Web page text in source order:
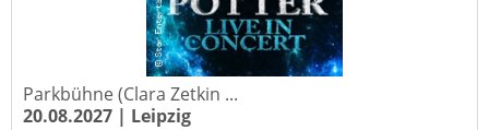
Parkbühne (Clara Zetkin ...
20.08.2027 | Leipzig